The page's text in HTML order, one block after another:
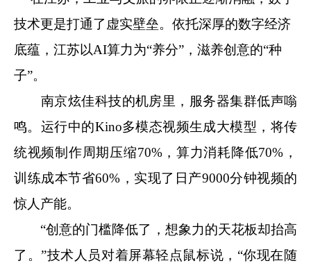
技术更是打通了虚实壁垒。依托深厚的数字经济
底蕴，江苏以AI算力为“养分”，滋养创意的“种
子”。
南京炫佳科技的机房里，服务器集群低声嗡
鸣。运行中的Kino多模态视频生成大模型，将传
统视频制作周期压缩70%，算力消耗降低70%，
训练成本节省60%，实现了日产9000分钟视频的
惊人产能。
“创意的门槛降低了，想象力的天花板却抬高
了。”技术人员对着屏幕轻点鼠标说，“你现在随